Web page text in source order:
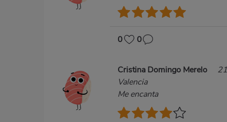
0 0
Cristina Domingo Merelo
Valencia
Me encanta